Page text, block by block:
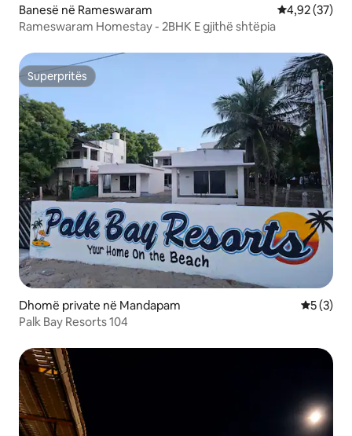
Banesë në Rameswaram Vlerësimi
4,92 (37)
Rameswaram Homestay - 2BHK E gjithë shtëpia
Superpritës
Superpritës
Dhomë private në Mandapam
5 (3)
Palk Bay Resorts 104